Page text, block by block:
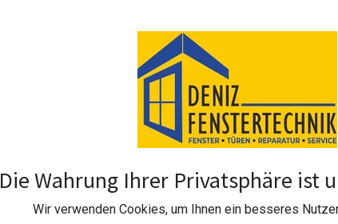
Die Wahrung Ihrer Privatsphäre ist
Wir verwenden Cookies, um Ihnen ein besseres